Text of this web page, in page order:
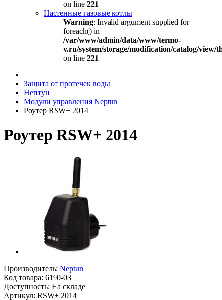
on line 221
Настенные газовые котлы
Warning: Invalid argument supplied for
foreach() in
/var/www/admin/data/www/termo-
v.ru/system/storage/modification/catalog/view/
on line 221
Защита от протечек воды
Нептун
Модули управления Neptun
Роутер RSW+ 2014
Роутер RSW+ 2014
Производитель: Neptun
Код товара: 6190-03
Доступность: На складе
Артикул: RSW+ 2014